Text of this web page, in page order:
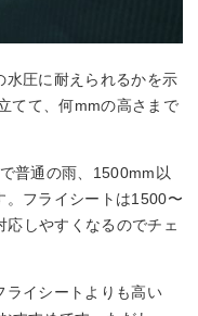
水圧に耐えられるかを示
てて、何mmの高さまで
普通の雨、1500mm以
。フライシートは1500〜
しやすくなるのでチェ
ライシートよりも高い